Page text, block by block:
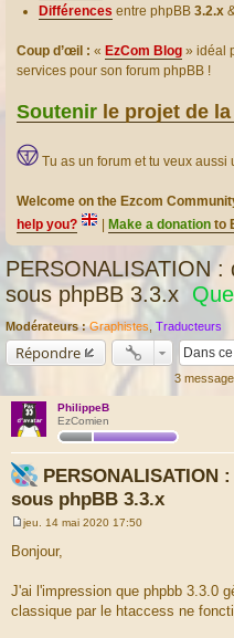
Différences entre phpBB 3.2.x
Coup d’œil : « EzCom Blog » idéal
services pour son forum phpBB !
Soutenir le projet de
Tu as un forum et tu veux aussi
Welcome on the Ezcom
help you?
Make a donation to
PERSONALISATION :
sous phpBB 3.3.x
Modérateurs : Graphistes Traducteurs
Répondre
3
PhilippeB
EzComien
PERSONALISATION
sous phpBB 3.3.x
M
s
a
g
e
jeu. 14 mai 2020 17:50
Bonjour,
J'ai l'impression que phpbb 3.3.0
classique par le htaccess ne